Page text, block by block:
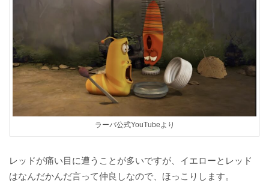
ラーバ公式YouTubeより
レッドが痛い目に遭うことが多いですが、イエローとレッド
はなんだかんだ言って仲良しなので、ほっこりします。